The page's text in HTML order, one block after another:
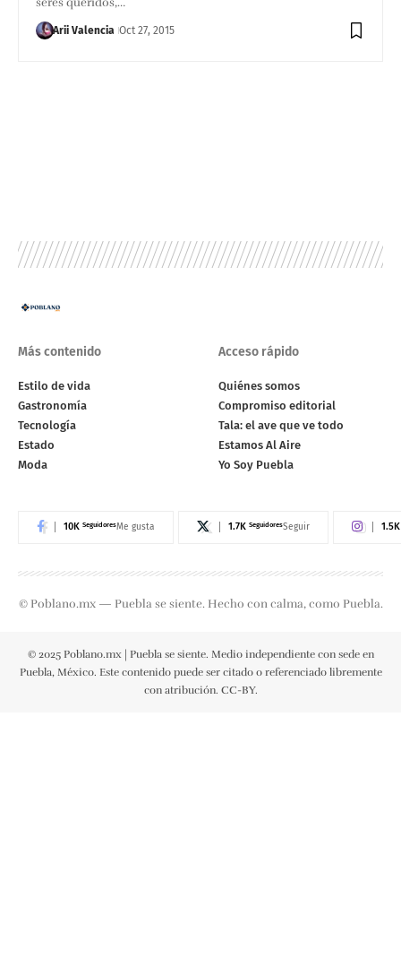
Arii Valencia Oct 27, 2015
Más contenido
Estilo de vida
Gastronomía
Tecnología
Estado
Moda
Acceso rápido
Quiénes somos
Compromiso editorial
Tala: el ave que ve todo
Estamos Al Aire
Yo Soy Puebla
10K SeguidoresMe gusta 1.7K SeguidoresSeguir 1.5K
© Poblano.mx — Puebla se siente. Hecho con calma, como Puebla.
© 2025 Poblano.mx | Puebla se siente. Medio independiente con sede en
Puebla, México. Este contenido puede ser citado o referenciado libremente
con atribución. CC-BY.